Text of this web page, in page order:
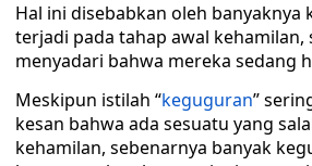
Hal ini disebabkan oleh banyaknya
terjadi pada tahap awal kehamilan,
menyadari bahwa mereka sedang
Meskipun istilah “keguguran”
kesan bahwa ada sesuatu yang
kehamilan, sebenarnya banyak